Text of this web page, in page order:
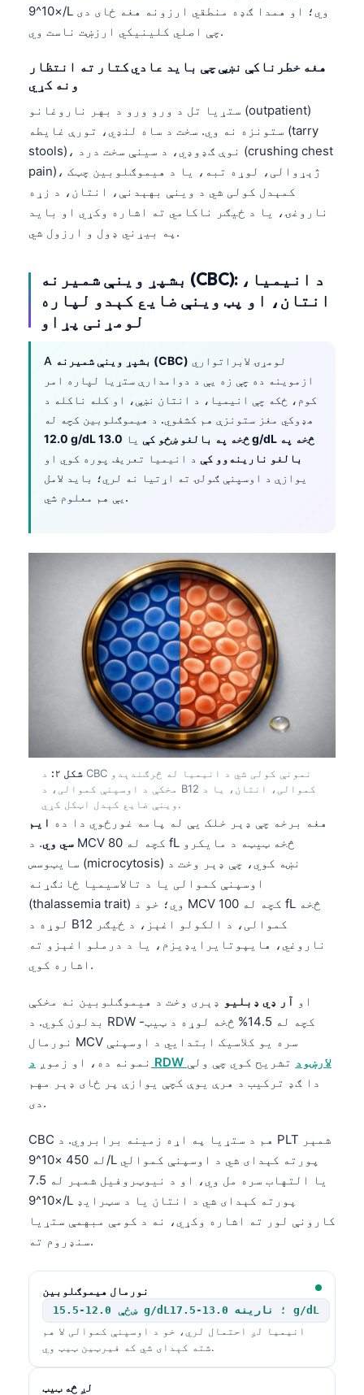
×10^9/L وي؛ او همدا ګډه منطقي ارزونه هغه ځای دی
چې اصلي کلینیکي ارزښت ناست وي.
هغه خطرناکې نښې چې باید عادي کتار ته انتظار
ونه کړي
ستړیا تل د ورو ورو د بهر ناروغانو (outpatient)
ستونزه نه وي. سخت د ساه لنډي، تورې غایطه (tarry
stools)، نوې ګډوډي، د سینې سخت درد (crushing chest
pain)، ژېړوالی، لوړه تبه، یا د هیموګلوبین چټک
کمېدل کولی شي د وینې بهېدنې، انتان، د زړه
ناروغۍ، یا د ځیګر ناکامي ته اشاره وکړي او باید
په بیړني ډول و ارزول شي.
بشپړ وینې شمیرنه (CBC): د انیمیا،
انتان، او پټ وینې ضایع کېدو لپاره
لومړنی پړاو
A بشپړ وینې شمیرنه (CBC)
ازموینه ده چې زه یې د دوامدارې ستړیا لپاره امر
کوم، ځکه چې انیمیا، د انتان نښې، او کله ناکله د
هډوکي مغز ستونزې هم کشفوي. د هیموګلوبین کچه له
12.0 g/dL څخه په بالغو ښځو کې یا 13.0 g/dL څخه په
بالغو نارینه‌وو کې د انیمیا تعریف پوره کوي او
یوازې د اوسپنې ګولۍ ته اړتیا نه لري؛ باید لامل
یې هم معلوم شي.
شکل ۲:
د CBC نمونې کولی شي د انیمیا له څرګندېدو
مخکې د اوسپنې کموالی، د B12 کموالی، انتان، یا د
وینې ضایع کېدل اټکل کړي.
هغه برخه چې ډېر خلک یې له پامه غورځوي دا ده ایم
سي وي. د MCV کچه له 80 fL څخه ټیټه د مایکرو
سایټوسس (microcytosis) نښه کوي، چې ډېر وخت د
اوسپنې کموالی یا د تالاسیمیا ځانګړنه
(thalassemia trait) وي؛ خو د MCV کچه له 100 fL څخه
لوړه د B12 کموالی، د الکولو اغېز، د ځیګر
ناروغي، هایپوتایرایډیزم، یا د درملو اغېزو ته
اشاره کوي.
او آر ډي ډبلیو ډېری وخت د هیموګلوبین نه مخکې
بدلون کوي. د RDW کچه له 14.5% څخه لوړه د ټیټ-
نورمال MCV سره یو کلاسیک ابتدايي د اوسپنې
نمونه ده، او زموږ
د RDW لارښود تشریح کوي چې ولې
دا ګډ ترکیب د هرې یوې کچې یوازې پر ځای ډېر مهم
دی.
CBC هم د ستړیا په اړه زمینه برابروي. د PLT شمېر
له 450 ×10^9/L پورته کېدای شي د اوسپنې کموالي
یا التهاب سره مل وي، او د نیوټروفیل شمېر له 7.5
×10^9/L پورته کېدای شي د انتان یا د سټرایډ
کارونې لور ته اشاره وکړي، نه د کومې مبهمې ستړیا
سنډروم ته.
نورمال هیموګلوبین
ښځې 12.0-15.5 g/dL؛ نارینه 13.0-17.5 g/dL
انیمیا لږ احتمال لري، خو د اوسپنې کموالی لا هم
شته کېدای شي که فیرټین ټیټ وي.
لږ څه ټیټ